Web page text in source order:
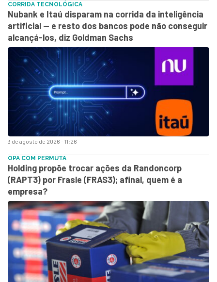
3 de agosto de 2026 - 11:26
CORRIDA TECNOLÓGICA
Nubank e Itaú disparam na corrida da inteligência
artificial — e resto dos bancos pode não conseguir
alcançá-los, diz Goldman Sachs
OPA COM PERMUTA
Holding propõe trocar ações da Randoncorp
(RAPT3) por Frasle (FRAS3); afinal, quem é a
empresa?